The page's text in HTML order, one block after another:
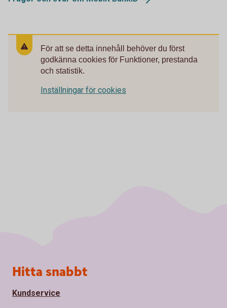
För att se detta innehåll behöver du först
godkänna cookies för Funktioner, prestanda
och statistik.
Inställningar för cookies
Sidfot
Hitta snabbt
Kundservice